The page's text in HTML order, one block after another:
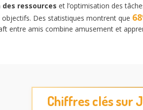
ressources et l’optimisation des
objectifs. Des statistiques montrent que
entre amis combine amusement et
Chiffres clés sur